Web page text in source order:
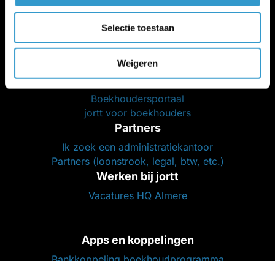
Selectie toestaan
Weigeren
Administratiekantoor
Boekhoudersportaal
jortt voor boekhouders
Partners
Ik zoek een administratiekantoor
Partners (loonstrook, legal, btw, etc.)
Werken bij jortt
Vacatures HQ Almere
Apps en koppelingen